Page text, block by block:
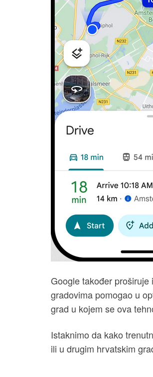
Google također
gradovima pomogao u
grad u kojem se ova
Istaknimo da kako
ili u drugim hrvatskim